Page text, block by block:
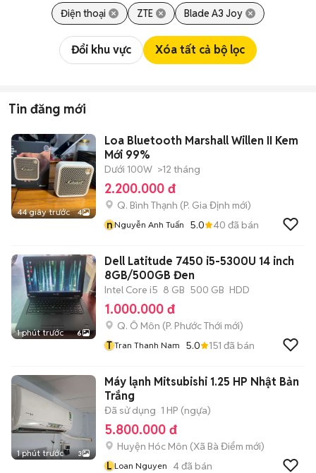
Điện thoại ZTE Blade A3 Joy
Đổi khu vực Xóa tất cả bộ lọc
Tin đăng mới
44 giây trước 4
Loa Bluetooth Marshall Willen II Kem
Mới 99%
Dưới 100W >12 tháng
2.200.000 đ
Q. Bình Thạnh (P. Gia Định mới)
nNguyễn Anh Tuấn 5.0 40 đã bán
1 phút trước 6
Dell Latitude 7450 i5-5300U 14 inch
8GB/500GB Đen
Intel Core i5 8 GB 500 GB HDD
1.000.000 đ
Q. Ô Môn (P. Phước Thới mới)
T Tran Thanh Nam 5.0 151 đã bán
1 phút trước 3
Máy lạnh Mitsubishi 1.25 HP Nhật Bản
Trắng
Đã sử dụng 1 HP (ngựa)
5.800.000 đ
Huyện Hóc Môn (Xã Bà Điểm mới)
L Loan Nguyen 4đã bán